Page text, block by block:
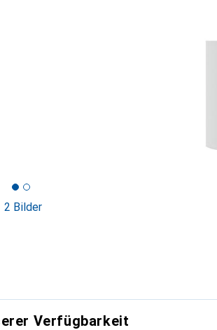
2 Bilder
Verfügbarkeit